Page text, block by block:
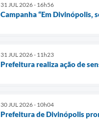
31 JUL 2026 - 16h56
Campanha “Em Divinópolis,
31 JUL 2026 - 11h23
Prefeitura realiza ação de
30 JUL 2026 - 10h04
Prefeitura de Divinópolis